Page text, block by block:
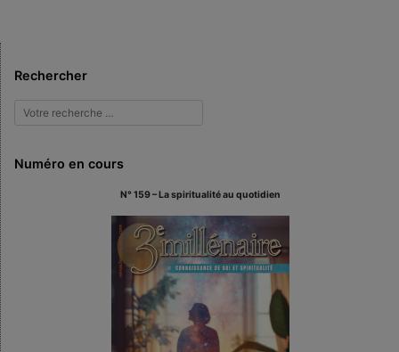
Rechercher
Numéro en cours
N° 159 – La spiritualité au quotidien